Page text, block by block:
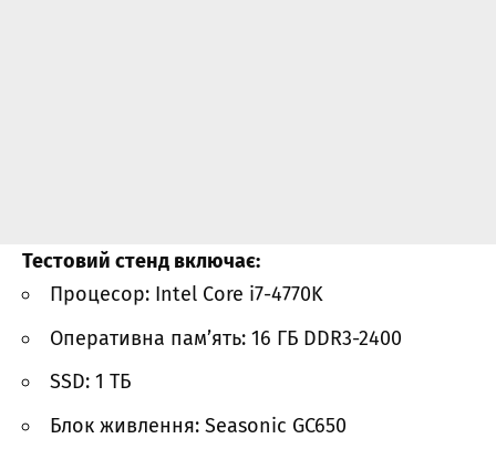
Тестовий стенд включає:
Процесор: Intel Core i7-4770K
Оперативна пам’ять: 16 ГБ DDR3-2400
SSD: 1 ТБ
Блок живлення: Seasonic GC650